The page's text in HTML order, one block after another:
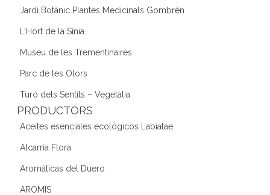
Jardí Botànic Plantes Medicinals Gombrèn
L'Hort de la Sínia
Museu de les Trementinaires
Parc de les Olors
Turó dels Sentits – Vegetàlia
PRODUCTORS
Aceites esenciales ecológicos Labiatae
Alcarria Flora
Aromáticas del Duero
AROMIS